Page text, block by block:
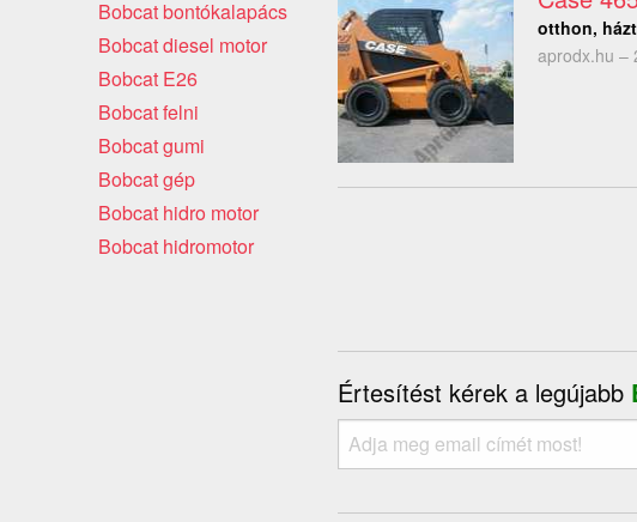
otthon,
aprodx.hu –
Értesítést kérek a legújabb
Bobcat bontókalapács
Bobcat diesel motor
Bobcat E26
Bobcat felni
Bobcat gumi
Bobcat gép
Bobcat hidro motor
Bobcat hidromotor